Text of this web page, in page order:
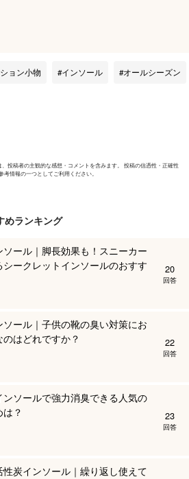
ョン小物 インソール オールシーズン
投稿者の主観的な感想・コメントを含みます。 投稿の信憑性・正確性
情報の一つとしてご利用ください。
めランキング
ソール｜脚長効果も！スニーカー
シークレットインソールのおすす
20
回答
ソール｜子供の靴の臭い対策にお
はどれですか？
22
回答
ンソールで強力消臭できる人気の
？
23
回答
性炭インソール｜繰り返し使えて